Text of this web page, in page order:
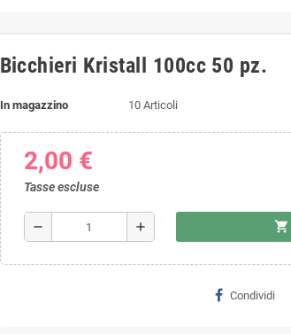
Bicchieri Kristall 100cc 50 pz.
In magazzino 10 Articoli
2,00 €
Tasse escluse
remove add shopping_cart
Condividi